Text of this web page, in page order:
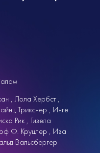
Лола Хербст
Трикснер
Инге
Рик
Гизела
Ф. Круцлер
Ива
Вальсбергер